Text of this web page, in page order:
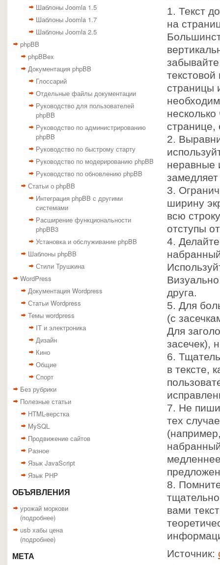
Шаблоны Joomla 1.5
Шаблоны Joomla 1.7
Шаблоны Joomla 2.5
phpBB
phpBBex
Документация phpBB
Глоссарий
Отдельные файлы документации
Руководство для пользователей
phpBB
Руководство по администрированию
phpBB
Руководство по быстрому старту
Руководство по модерированию phpBB
Руководство по обновлению phpBB
Статьи о phpBB
Интеграция phpBB с другими
системами
Расширение функциональности
phpBB3
Установка и обслуживание phpBB
Шаблоны phpBB
Стили Трушкина
WordPress
Документация Wordpress
Статьи Wordpress
Темы wordpress
IT и электроника
Дизайн
Кино
Общие
Спорт
Без рубрики
Полезные статьи
HTML-верстка
MySQL
Продвижение сайтов
Разное
Язык JavaScript
Язык PHP
ОБЪЯВЛЕНИЯ
урожай моркови
(подробнее)
usb хабы цена
(подробнее)
МЕТА
1. Текст
на
страницы
странице,
2.
неравные
3.
ширину
всю
отступы
4.
друга.
5. Для
(с
Для
засечек),
6.
в тексте,
7. Не
тех
8.
вами
Источник: